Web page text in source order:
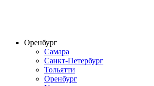
Оренбург
Самара
Санкт-Петербург
Тольятти
Оренбург